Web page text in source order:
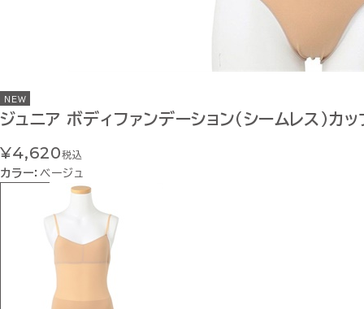
NEW
ジュニア ボディファンデーション（シームレス）カ
¥4,620税込
カラー：ベージュ